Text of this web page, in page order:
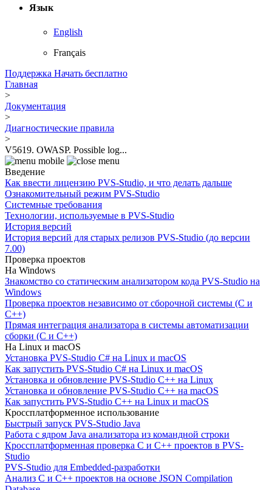
Язык
English
Français
Поддержка Начать бесплатно
Главная
>
Документация
>
Диагностические правила
>
V5619. OWASP. Possible log...
Введение
Как ввести лицензию PVS-Studio, и что делать дальше
Ознакомительный режим PVS-Studio
Системные требования
Технологии, используемые в PVS-Studio
История версий
История версий для старых релизов PVS-Studio (до версии
7.00)
Проверка проектов
На Windows
Знакомство со статическим анализатором кода PVS-Studio на
Windows
Проверка проектов независимо от сборочной системы (C и
C++)
Прямая интеграция анализатора в системы автоматизации
сборки (C и C++)
На Linux и macOS
Установка PVS-Studio C# на Linux и macOS
Как запустить PVS-Studio C# на Linux и macOS
Установка и обновление PVS-Studio C++ на Linux
Установка и обновление PVS-Studio C++ на macOS
Как запустить PVS-Studio C++ на Linux и macOS
Кроссплатформенное использование
Быстрый запуск PVS-Studio Java
Работа с ядром Java анализатора из командной строки
Кроссплатформенная проверка C и C++ проектов в PVS-
Studio
PVS-Studio для Embedded-разработки
Анализ C и C++ проектов на основе JSON Compilation